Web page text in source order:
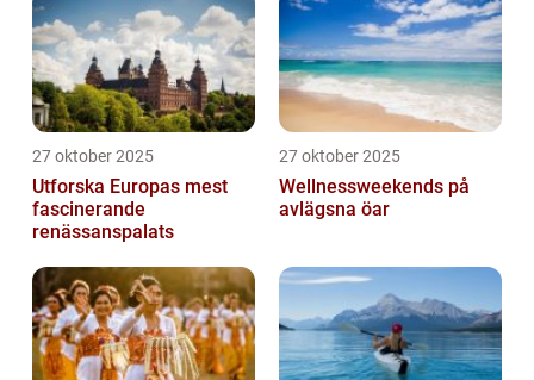
27 oktober 2025
Utforska Europas mest
fascinerande
renässanspalats
27 oktober 2025
Wellnessweekends på
avlägsna öar